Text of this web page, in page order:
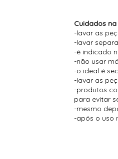
Cuidados
-lavar as
-lavar
-é indicado
-não usar
-o ideal é
-lavar as
-produtos
para evitar
-mesmo
-após o uso